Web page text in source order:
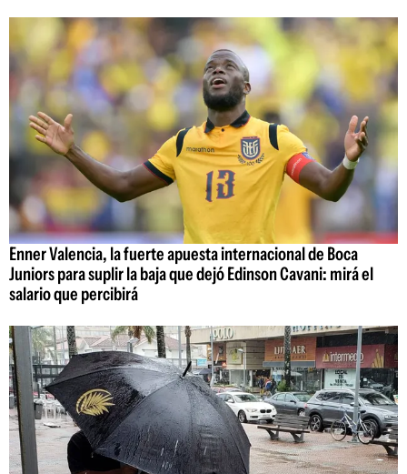
Enner Valencia, la fuerte apuesta internacional de Boca
Juniors para suplir la baja que dejó Edinson Cavani: mirá el
salario que percibirá